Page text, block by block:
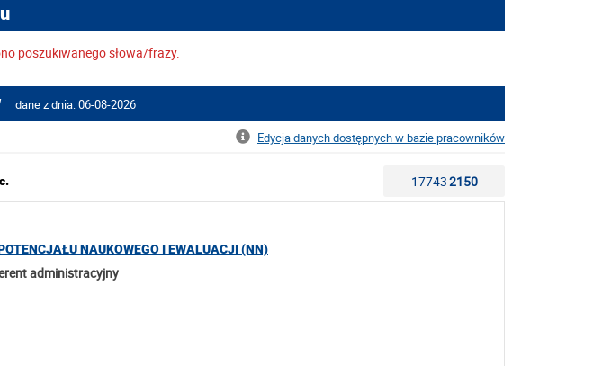
poszukiwanego słowa/frazy.
dane z dnia: 06-08-2026
Edycja danych dostępnych w bazie pracowników
177432150
NAUKOWEGO I EWALUACJI (NN)
administracyjny